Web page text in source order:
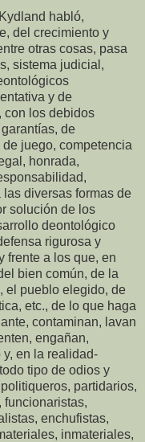
habló,
del crecimiento y
otras cosas, pasa
sistema judicial,
y de
con los debidos
de
juego, competencia
honrada,
diversas formas de
solución de los
deontológico
rigurosa y
frente a los que, en
bien común, de la
el pueblo elegido, de
etc., de lo que haga
contaminan, lavan
engañan,
en la realidad-
tipo de odios y
partidarios,
funcionaristas,
enchufistas,
inmateriales,